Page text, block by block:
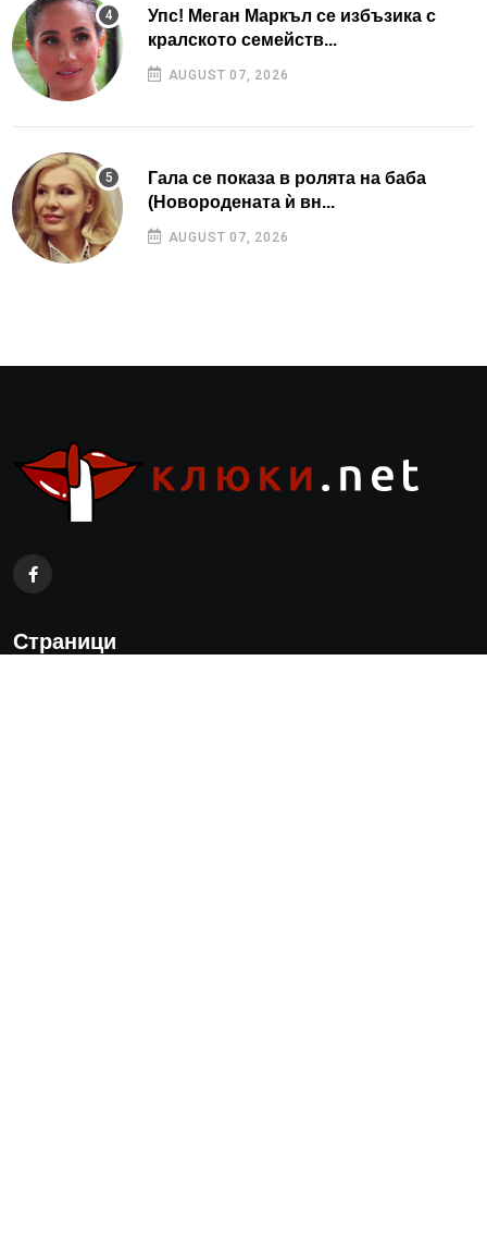
Упс! Меган Маркъл се избъзика с
кралското семейств...
AUGUST 07, 2026
Гала се показа в ролята на баба
(Новородената ѝ вн...
AUGUST 07, 2026
Страници